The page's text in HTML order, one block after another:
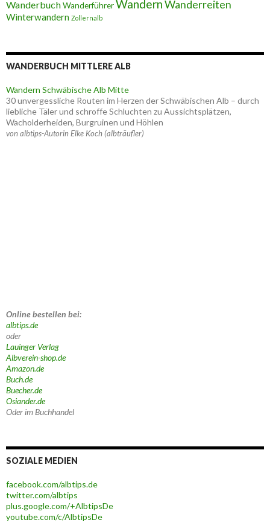
WanderbuchWanderführerWandernWanderreiten
Winterwandern Zollernalb
WANDERBUCH MITTLERE ALB
Wandern Schwäbische Alb Mitte
30 unvergessliche Routen im Herzen der Schwäbischen Alb – durch
liebliche Täler und schroffe Schluchten zu Aussichtsplätzen,
Wacholderheiden, Burgruinen und Höhlen
von albtips-Autorin Elke Koch (albträufler)
Online bestellen bei:
albtips.de
oder
Lauinger Verlag
Albverein-shop.de
Amazon.de
Buch.de
Buecher.de
Osiander.de
Oder im Buchhandel
SOZIALE MEDIEN
facebook.com/albtips.de
twitter.com/albtips
plus.google.com/+AlbtipsDe
youtube.com/c/AlbtipsDe